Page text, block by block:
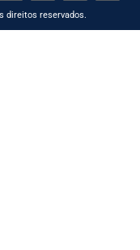
direitos reservados.